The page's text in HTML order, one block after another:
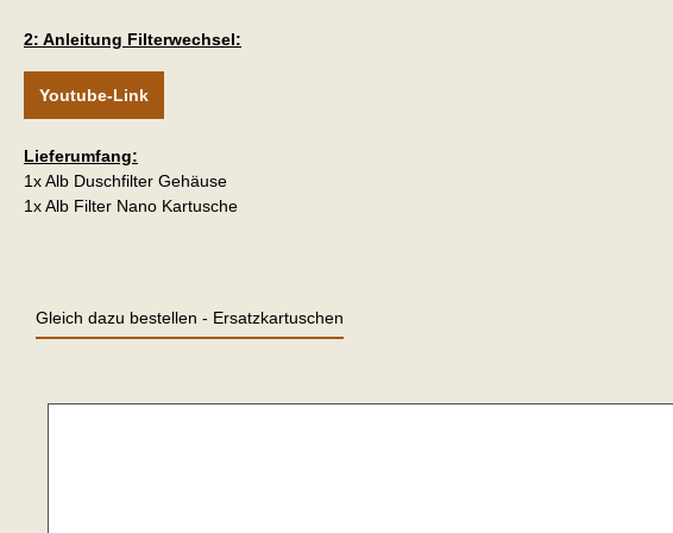
2: Anleitung Filterwechsel:
Youtube-Link
Lieferumfang:
1x Alb Duschfilter Gehäuse
1x Alb Filter Nano Kartusche
Gleich dazu bestellen - Ersatzkartuschen